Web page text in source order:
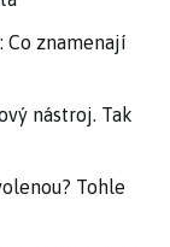
Co znamenají
nástroj. Tak
Tohle